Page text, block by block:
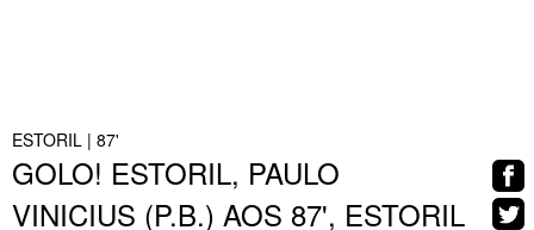
ESTORIL | 87'
GOLO! ESTORIL, PAULO
VINICIUS (P.B.) AOS 87', ESTORIL